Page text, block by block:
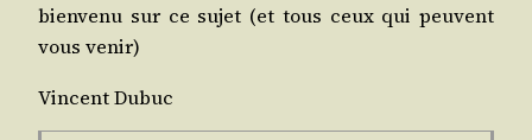
bien­ve­nu sur ce sujet (et tous ceux qui peuvent
vous venir)
Vincent Dubuc